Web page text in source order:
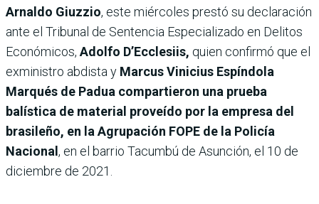
Arnaldo Giuzzio, este miércoles prestó su declaración
ante el Tribunal de Sentencia Especializado en Delitos
Económicos, Adolfo D’Ecclesiis, quien confirmó que el
exministro abdista y Marcus Vinicius Espíndola
Marqués de Padua compartieron una prueba
balística de material proveído por la empresa del
brasileño, en la Agrupación FOPE de la Policía
Nacional , en el barrio Tacumbú de Asunción, el 10 de
diciembre de 2021.